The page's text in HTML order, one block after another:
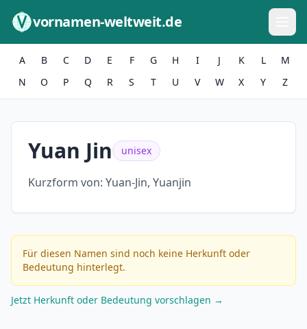
vornamen-weltweit.de
A B C D E F G H I J K L
M
N
O P Q R S T U V W X Y Z
Yuan Jin unisex
Kurzform von: Yuan-Jin, Yuanjin
Für diesen Namen sind noch keine Herkunft oder
Bedeutung hinterlegt.
Jetzt Herkunft oder Bedeutung vorschlagen →